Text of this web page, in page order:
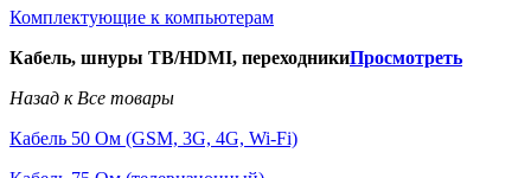
Комплектующие к компьютерам
Кабель, шнуры ТВ/HDMI, переходникиПросмотреть
Назад к Все товары
Кабель 50 Ом (GSM, 3G, 4G, Wi-Fi)